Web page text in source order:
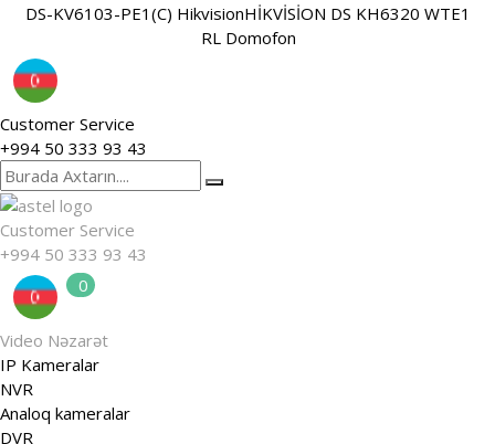
DS-KV6103-PE1(C) HikvisionHİKVİSİON DS KH6320 WTE1
RL Domofon
Customer Service
+994 50 333 93 43
Customer Service
+994 50 333 93 43
0
0
Video Nəzarət
IP Kameralar
NVR
Analoq kameralar
DVR